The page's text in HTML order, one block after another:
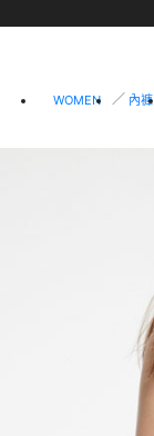
WOMEN 內褲